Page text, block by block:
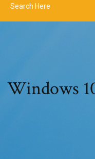
Windows